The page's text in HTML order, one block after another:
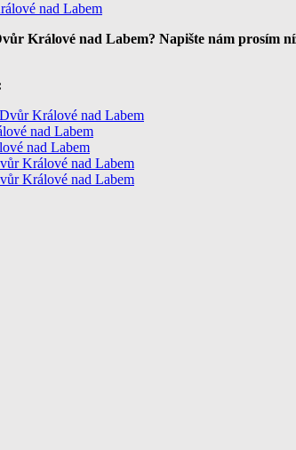
nad Labem
Králové nad Labem? Napište nám prosím
Králové nad Labem
nad Labem
nad Labem
Králové nad Labem
Králové nad Labem